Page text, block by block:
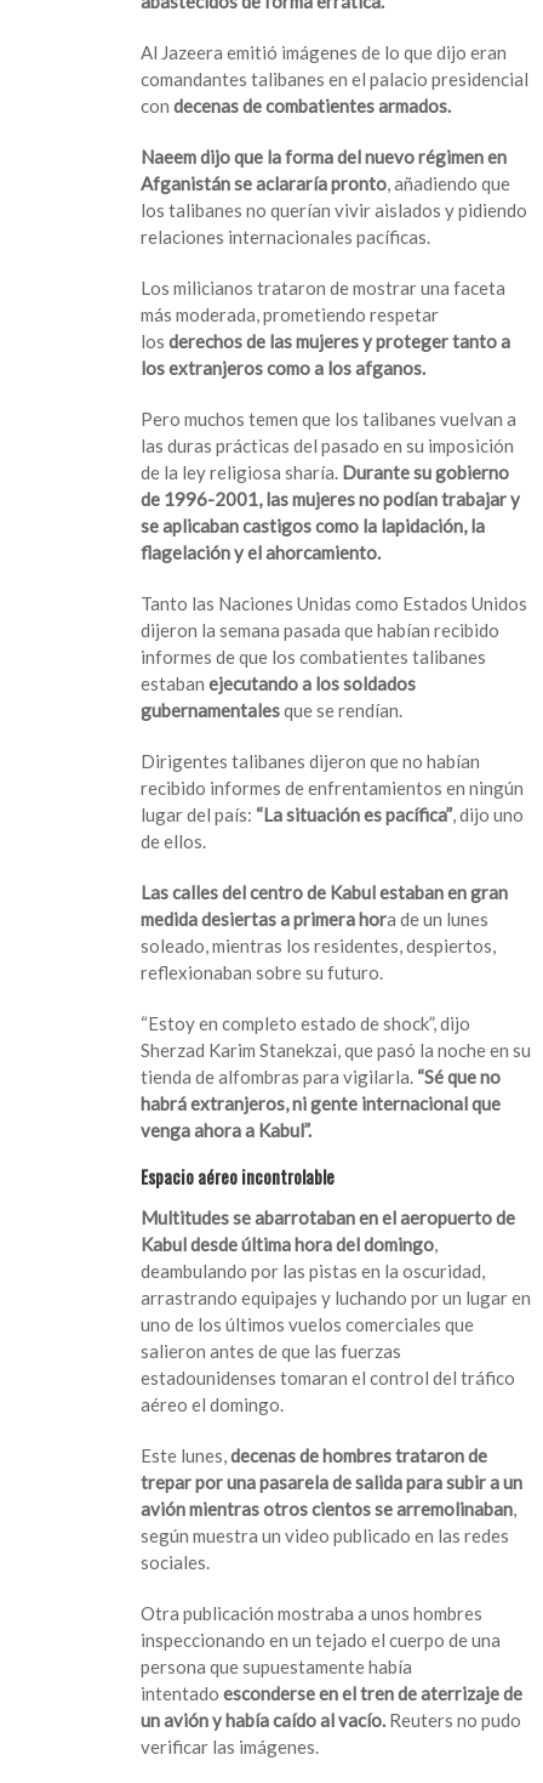
Al Jazeera emitió imágenes de lo que dijo eran
comandantes talibanes en el palacio presidencial
condecenas de combatientes armados.
Naeem dijo que la forma del nuevo régimen en
Afganistán se aclararía pronto , añadiendo que
los talibanes no querían vivir aislados y pidiendo
relaciones internacionales pacíficas.
Los milicianos trataron de mostrar una faceta
más moderada, prometiendo respetar
losderechos de las mujeres y proteger tanto a
los extranjeros como a los afganos.
Pero muchos temen que los talibanes vuelvan a
las duras prácticas del pasado en su imposición
de la ley religiosa sharía. Durante su gobierno
de 1996-2001, las mujeres no podían trabajar y
se aplicaban castigos como la lapidación, la
flagelación y el ahorcamiento.
Tanto las Naciones Unidas como Estados Unidos
dijeron la semana pasada que habían recibido
informes de que los combatientes talibanes
estabanejecutando a los soldados
gubernamentalesque se rendían.
Dirigentes talibanes dijeron que no habían
recibido informes de enfrentamientos en ningún
lugar del país: “La situación es pacífica” , dijo uno
de ellos.
Las calles del centro de Kabul estaban en gran
medida desiertas a primera hora de un lunes
soleado, mientras los residentes, despiertos,
reflexionaban sobre su futuro.
“Estoy en completo estado de shock”, dijo
Sherzad Karim Stanekzai, que pasó la noche en su
tienda de alfombras para vigilarla. “Sé que no
habrá extranjeros, ni gente internacional que
venga ahora a Kabul”.
Espacio aéreo incontrolable
Multitudes se abarrotaban en el aeropuerto de
Kabul desde última hora del domingo
deambulando por las pistas en la oscuridad,
arrastrando equipajes y luchando por un lugar en
uno de los últimos vuelos comerciales que
salieron antes de que las fuerzas
estadounidenses tomaran el control del tráfico
aéreo el domingo.
Este lunes,decenas de hombres trataron de
trepar por una pasarela de salida para subir a un
avión mientras otros cientos se arremolinaban
según muestra un video publicado en las redes
sociales.
Otra publicación mostraba a unos hombres
inspeccionando en un tejado el cuerpo de una
persona que supuestamente había
intentado esconderse en el tren de aterrizaje de
un avión y había caído al vacío. Reuters no pudo
verificar las imágenes.